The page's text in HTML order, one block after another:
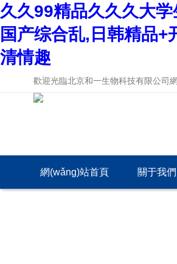
久久99精品久久久大
国产综合乱,日韩精品
清情趣
歡迎光臨北京和一生物科技有限公司
網(wǎng)站首頁 關于我們